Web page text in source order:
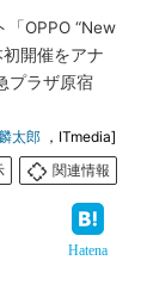
OPPO “New
開催をアナ
プラザ原宿
太郎 ，ITmedia]
関連情報
Hatena